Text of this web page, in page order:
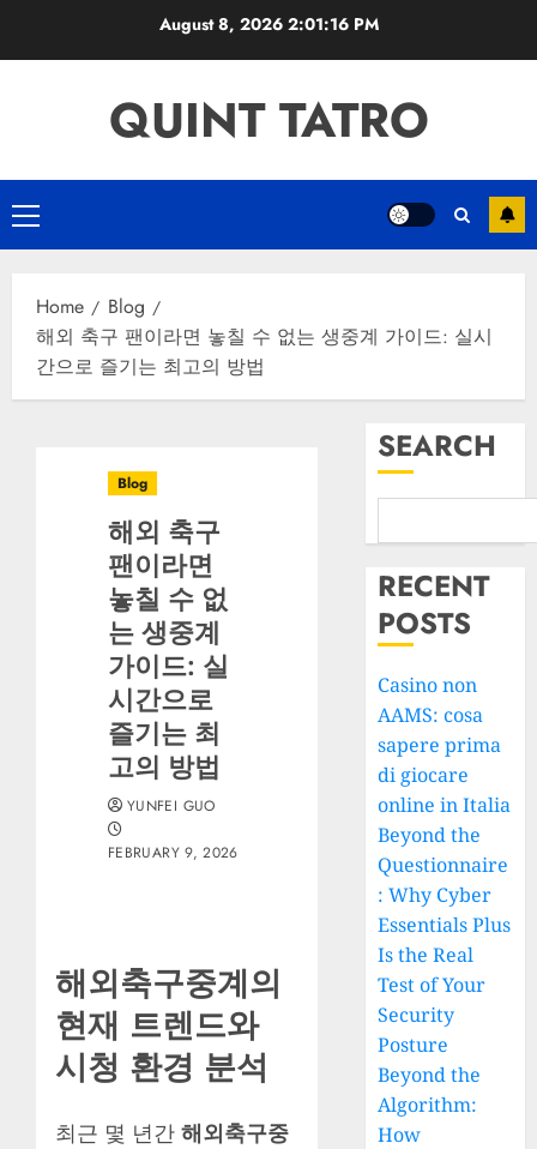
August 8, 2026 2:01:17 PM
QUINT TATRO
Primary
Menu
Home
Blog
해외 축구 팬이라면 놓칠 수 없는 생중계 가이드: 실시
간으로 즐기는 최고의 방법
Blog
해외 축구
팬이라면
놓칠 수 없
는 생중계
가이드: 실
시간으로
즐기는 최
고의 방법
YUNFEI GUO
FEBRUARY 9, 2026
해외축구중계의
현재 트렌드와
시청 환경 분석
최근 몇 년간 해외축구중
SEARCH
RECENT
POSTS
Casino non
AAMS: cosa
sapere prima
di giocare
online in Italia
Beyond the
Questionnaire
: Why Cyber
Essentials Plus
Is the Real
Test of Your
Security
Posture
Beyond the
Algorithm:
How